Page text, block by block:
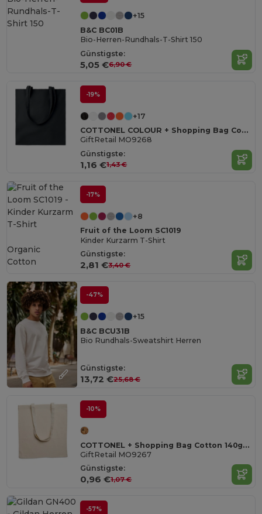
+15
B&C BC01B
Bio-Herren-Rundhals-T-Shirt 150
Günstigste:
5,05 €6,90 €
-19%
+17
COTTONEL COLOUR + Shopping Bag Cotton 140g/m²
GiftRetail MO9268
Günstigste:
1,16 €1,43 €
-17%
+8
Fruit of the Loom SC1019
Kinder Kurzarm T-Shirt
Günstigste:
2,81 €3,40 €
Organic
Cotton
-47%
+15
B&C BCU31B
Bio Rundhals-Sweatshirt Herren
Günstigste:
13,72 €25,68 €
-10%
COTTONEL + Shopping Bag Cotton 140g/m²
GiftRetail MO9267
Günstigste:
0,96 €1,07 €
-57%